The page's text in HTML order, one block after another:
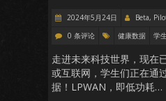
2024年5月24日 Beta,
0 条评论
健康数据 学生
走进未来科技世界，现在
或互联网，学生们正在通
据！LPWAN，即低功耗…